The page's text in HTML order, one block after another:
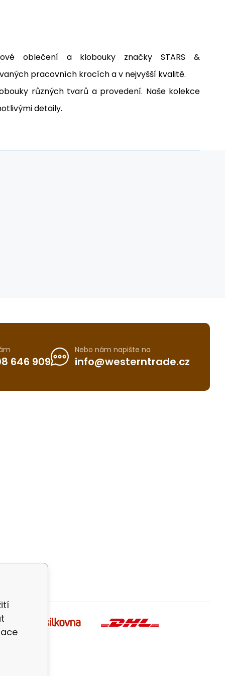
oblečení a klobouky značky STARS &
pracovních krocích a v nejvyšší kvalitě.
různých tvarů a provedení. Naše kolekce
detaily.
646 909
Nebo nám napište na
info@westerntrade.cz